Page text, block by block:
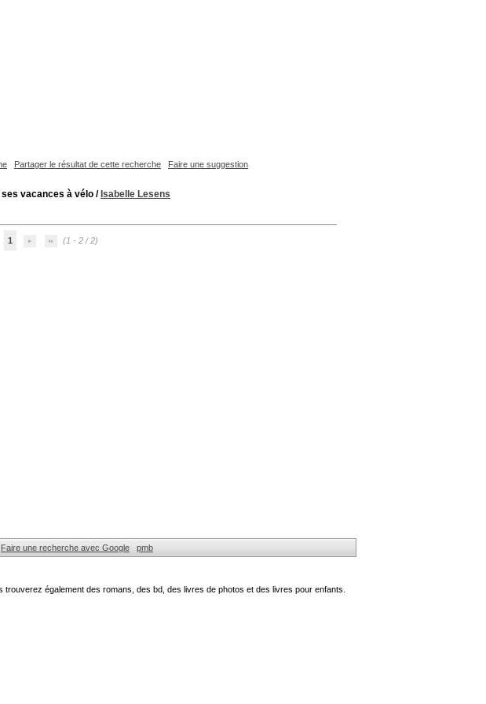
Partager le résultat de cette recherche Faire une suggestion
ses vacances à vélo / Isabelle Lesens
1 (1 - 2 / 2)
Faire une recherche avec Google pmb
également des romans, des bd, des livres de photos et des livres pour enfants.